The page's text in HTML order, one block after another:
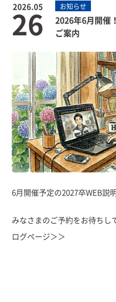
2026.05
26 お知らせ
2026年6月開催
ご案内
6月開催予定の2027卒WEB説
みなさまのご予約をお待
ログページ＞＞